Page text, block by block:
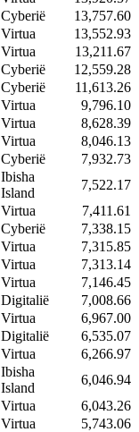
Cyberië
13,757.60
Virtua
13,552.93
Virtua
13,211.67
Cyberië
12,559.28
Cyberië
11,613.26
Virtua
9,796.10
Virtua
8,628.39
Virtua
8,046.13
Cyberië
7,932.73
Ibisha
Island
7,522.17
Virtua
7,411.61
Cyberië
7,338.15
Virtua
7,315.85
Virtua
7,313.14
Virtua
7,146.45
Digitalië
7,008.66
Virtua
6,967.00
Digitalië
6,535.07
Virtua
6,266.97
Ibisha
Island
6,046.94
Virtua
6,043.26
Virtua
5,743.06